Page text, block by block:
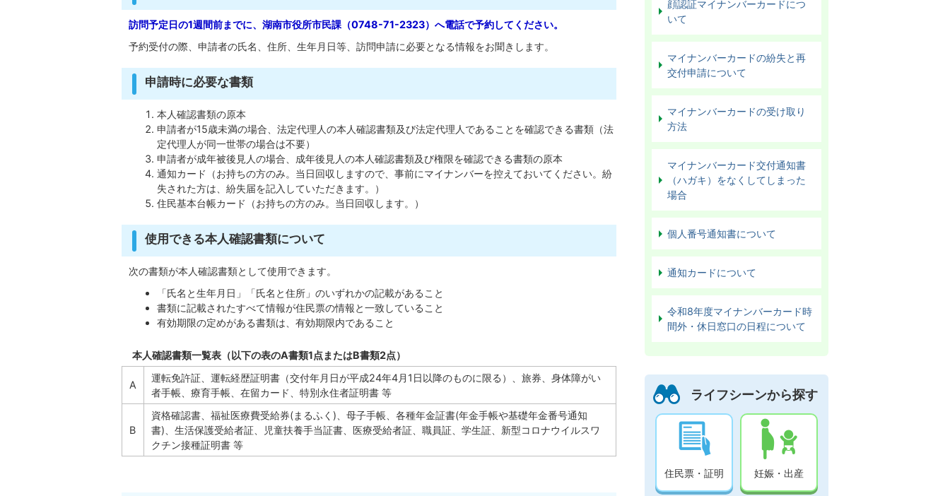
訪問予定日の1週間前までに、湖南市役所市民課（0748-71-2323）へ電話で予約してください。
予約受付の際、申請者の氏名、住所、生年月日等、訪問申請に必要となる情報をお聞きします。
申請時に必要な書類
本人確認書類の原本
申請者が15歳未満の場合、法定代理人の本人確認書類及び法定代理人であることを確認できる書類（法
定代理人が同一世帯の場合は不要）
申請者が成年被後見人の場合、成年後見人の本人確認書類及び権限を確認できる書類の原本
通知カード（お持ちの方のみ。当日回収しますので、事前にマイナンバーを控えておいてください。紛
失された方は、紛失届を記入していただきます。）
住民基本台帳カード（お持ちの方のみ。当日回収します。）
使用できる本人確認書類について
次の書類が本人確認書類として使用できます。
「氏名と生年月日」「氏名と住所」のいずれかの記載があること
書類に記載されたすべて情報が住民票の情報と一致していること
有効期限の定めがある書類は、有効期限内であること
本人確認書類一覧表（以下の表のA書類1点またはB書類2点）
A
運転免許証、運転経歴証明書（交付年月日が平成24年4月1日以降のものに限る）、旅券、身体障がい
者手帳、療育手帳、在留カード、特別永住者証明書 等
B
資格確認書、福祉医療費受給券(まるふく)、母子手帳、各種年金証書(年金手帳や基礎年金番号通知
書)、生活保護受給者証、児童扶養手当証書、医療受給者証、職員証、学生証、新型コロナウイルスワ
クチン接種証明書 等
顔認証マイナンバーカードにつ
いて
マイナンバーカードの紛失と再
交付申請について
マイナンバーカードの受け取り
方法
マイナンバーカード交付通知書
（ハガキ）をなくしてしまった
場合
個人番号通知書について
通知カードについて
令和8年度マイナンバーカード時
間外・休日窓口の日程について
ライフシーンから探す
住民票・証明 妊娠・出産